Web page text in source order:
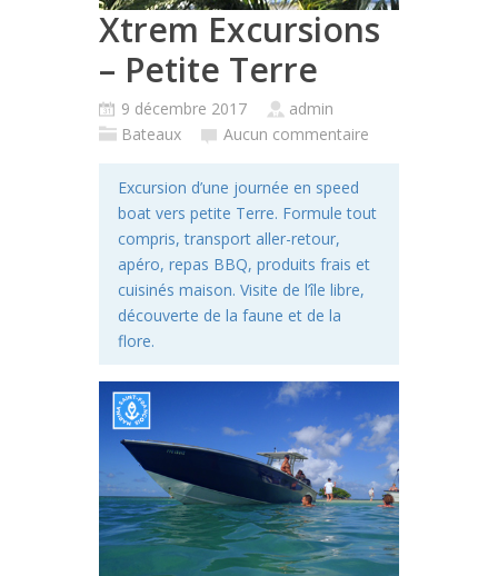
Xtrem Excursions
– Petite Terre
9 décembre 2017
admin
Bateaux
Aucun commentaire
Excursion d’une journée en speed
boat vers petite Terre. Formule tout
compris, transport aller-retour,
apéro, repas BBQ, produits frais et
cuisinés maison. Visite de l’île libre,
découverte de la faune et de la
flore.